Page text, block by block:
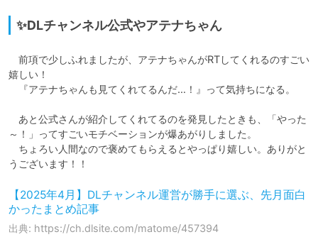
✨DLチャンネル公式やアテナちゃん
前項で少しふれましたが、アテナちゃんがRTしてくれるのすごい
嬉しい！
『アテナちゃんも見てくれてるんだ…！』って気持ちになる。
あと公式さんが紹介してくれてるのを発見したときも、「やった
～！」ってすごいモチベーションが爆あがりしました。
ちょろい人間なので褒めてもらえるとやっぱり嬉しい。ありがと
うございます！！
【2025年4月】DLチャンネル運営が勝手に選ぶ、先月面白
かったまとめ記事
出典: https://ch.dlsite.com/matome/457394